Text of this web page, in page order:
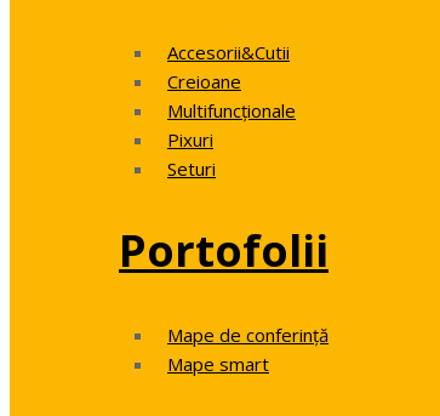
Accesorii&Cutii
Creioane
Multifuncționale
Pixuri
Seturi
Portofolii
Mape de conferință
Mape smart